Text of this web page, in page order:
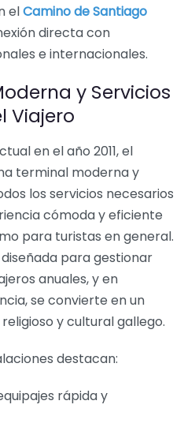
elCamino de Santiago
directa con
e internacionales.
y Servicios
Viajero
en el año 2011, el
terminal moderna y
los servicios necesarios
cómoda y eficiente
para turistas en general.
para gestionar
anuales, y en
se convierte en un
y cultural gallego.
destacan:
rápida y